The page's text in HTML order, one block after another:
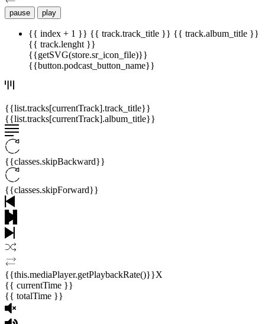
pause play
{{ index + 1 }} {{ track.track_title }} {{ track.album_title }}
{{ track.lenght }}
{{getSVG(store.sr_icon_file)}}
{{button.podcast_button_name}}
{{list.tracks[currentTrack].track_title}}
{{list.tracks[currentTrack].album_title}}
{{classes.skipBackward}}
{{classes.skipForward}}
{{this.mediaPlayer.getPlaybackRate()}}X
{{ currentTime }}
{{ totalTime }}